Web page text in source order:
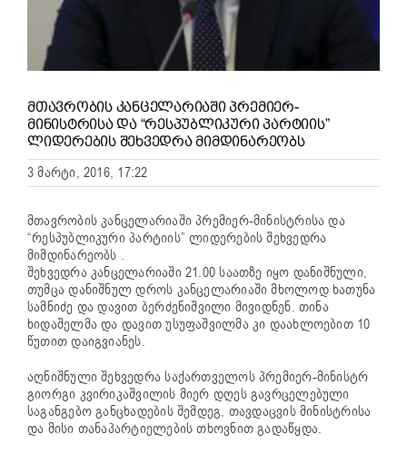
ᲛᲗᲐᲕᲠᲝᲑᲘᲡ ᲙᲐᲜᲪᲔᲚᲐᲠᲘᲐᲨᲘ ᲞᲠᲔᲛᲘᲔᲠ-
ᲛᲘᲜᲘᲡᲢᲠᲘᲡᲐ ᲓᲐ “ᲠᲔᲡᲞᲣᲑᲚᲘᲙᲣᲠᲘ ᲞᲐᲠᲢᲘᲘᲡ”
ᲚᲘᲓᲔᲠᲔᲑᲘᲡ ᲨᲔᲮᲕᲔᲓᲠᲐ ᲛᲘᲛᲓᲘᲜᲐᲠᲔᲝᲑᲡ
3 მარტი, 2016, 17:22
მთავრობის კანცელარიაში პრემიერ-მინისტრისა და
“რესპუბლიკური პარტიის” ლიდერების შეხვედრა
მიმდინარეობს .
შეხვედრა კანცელარიაში 21.00 საათზე იყო დანიშნული,
თუმცა დანიშნულ დროს კანცელარიაში მხოლოდ ხათუნა
სამნიძე და დავით ბერძენიშვილი მივიდნენ. თინა
ხიდაშელმა და დავით უსუფაშვილმა კი დაახლოებით 10
წუთით დაიგვიანეს.
აღნიშნული შეხვედრა საქართველოს პრემიერ-მინისტრ
გიორგი კვირიკაშვილის მიერ დღეს გავრცელებული
საგანგებო განცხადების შემდეგ, თავდაცვის მინისტრისა
და მისი თანაპარტიელების თხოვნით გადაწყდა.